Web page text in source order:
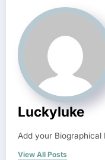
Luckyluke
Add your Biographical
View All Posts